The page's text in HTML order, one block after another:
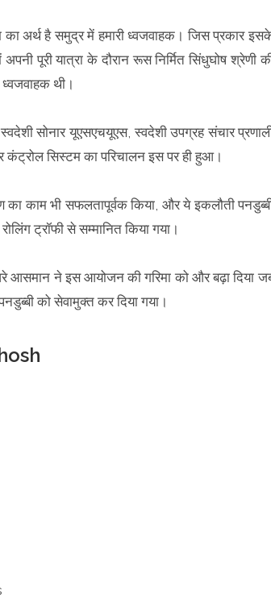
अर्थ है समुद्र में हमारी ध्वजवाहक। जिस प्रकार
पूरी यात्रा के दौरान रूस निर्मित सिंधुघोष श्रेणी
ध्वजवाहक थी।
सोनार यूएसएचयूएस, स्वदेशी उपग्रह संचार
कंट्रोल सिस्टम का परिचालन इस पर ही हुआ।
काम भी सफलतापूर्वक किया, और ये इकलौती
ट्रॉफी से सम्मानित किया गया।
आसमान ने इस आयोजन की गरिमा को और बढ़ा दिया
को सेवामुक्त कर दिया गया।